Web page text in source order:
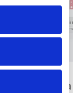
AI100DIN: